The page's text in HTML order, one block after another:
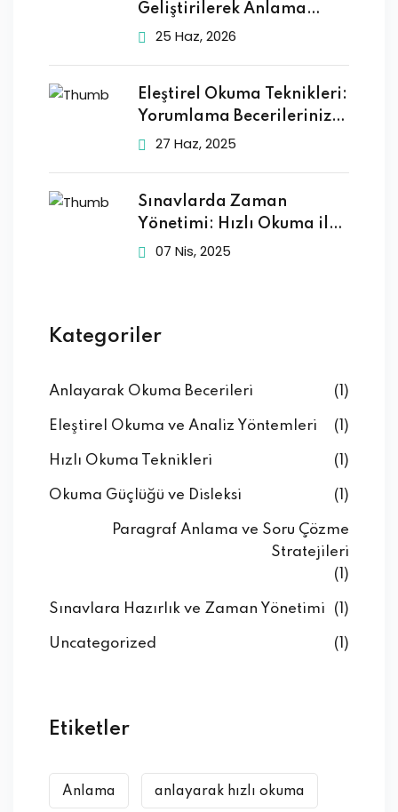
Geliştirilerek Anlama
Sağlanır mı?
25 Haz, 2026
Eleştirel Okuma Teknikleri:
Yorumlama Becerilerinizi
Geliştirin
27 Haz, 2025
Sınavlarda Zaman
Yönetimi: Hızlı Okuma ile
Başarıya
07 Nis, 2025
Kategoriler
Anlayarak Okuma Becerileri (1)
Eleştirel Okuma ve Analiz Yöntemleri (1)
Hızlı Okuma Teknikleri (1)
Okuma Güçlüğü ve Disleksi (1)
Paragraf Anlama ve Soru Çözme
Stratejileri
(1)
Sınavlara Hazırlık ve Zaman Yönetimi (1)
Uncategorized (1)
Etiketler
Anlama anlayarak hızlı okuma